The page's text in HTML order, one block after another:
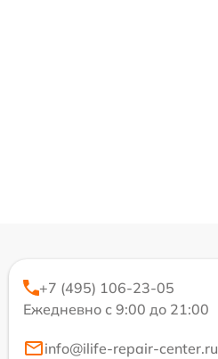
+7 (495) 106-23-05
Ежедневно с 9:00 до 21:00
info@ilife-repair-center.ru